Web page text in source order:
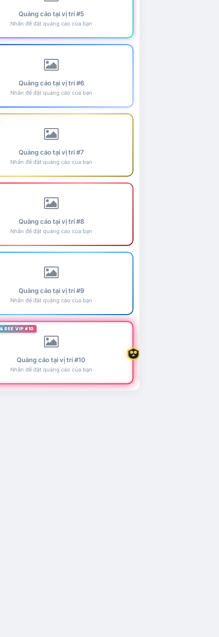
Quảng cáo tại vị trí #5
Nhấn để đặt quảng cáo của bạn
Quảng cáo tại vị trí #6
Nhấn để đặt quảng cáo của bạn
Quảng cáo tại vị trí #7
Nhấn để đặt quảng cáo của bạn
Quảng cáo tại vị trí #8
Nhấn để đặt quảng cáo của bạn
Quảng cáo tại vị trí #9
Nhấn để đặt quảng cáo của bạn
BEE VIP #10
Quảng cáo tại vị trí #10
Nhấn để đặt quảng cáo của bạn